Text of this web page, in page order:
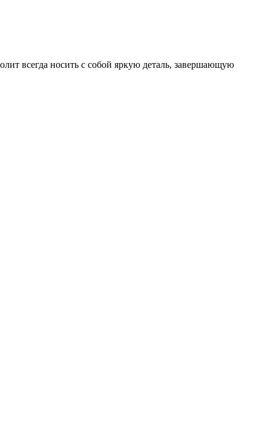
всегда носить с собой яркую деталь, завершающую